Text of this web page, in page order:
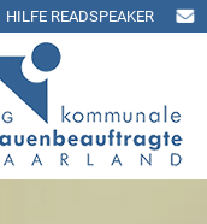
HILFE READSPEAKER